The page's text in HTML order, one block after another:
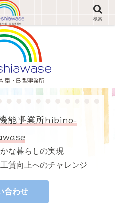
欲の向上と賃金工賃向上へのチャレンジ
能事業所hibino-
な暮らしの実現
賃向上へのチャレンジ
合わせ
検索